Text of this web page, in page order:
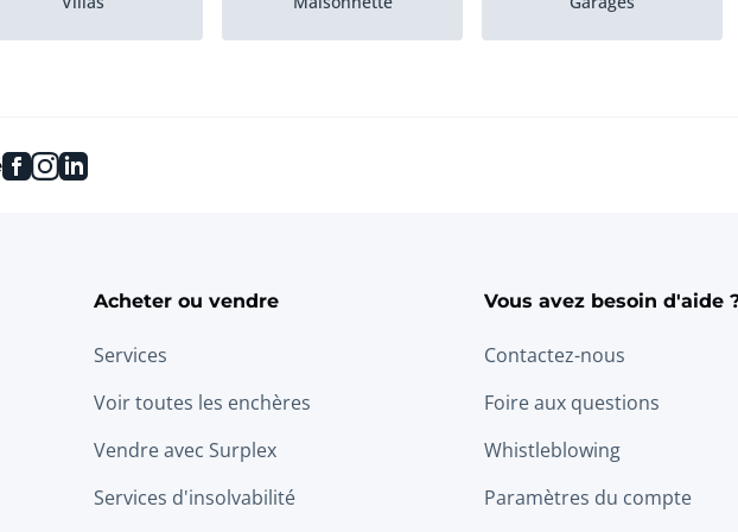
facebook
instagram
linkedin
Acheter ou vendre
Services
Voir toutes les enchères
Vendre avec Surplex
Services d'insolvabilité
Vous avez besoin d'aide
Contactez-nous
Foire aux questions
Whistleblowing
Paramètres du compte